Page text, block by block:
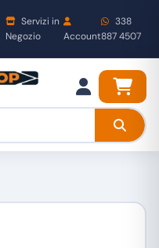
Servizi in
Negozio
Account
338
887 4507